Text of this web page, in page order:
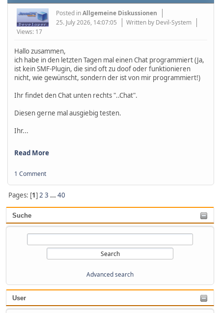
Suche
Advanced search
User
Posted inAllgemeine Diskussionen
25. July 2026, 14:07:05
Written by Devil-System
Views: 17
Hallo zusammen,
ich habe in den letzten Tagen mal einen Chat programmiert (Ja,
ist kein SMF-Plugin, die sind oft zu doof oder funktionieren
nicht, wie gewünscht, sondern der ist von mir programmiert!)
Ihr findet den Chat unten rechts "..Chat".
Diesen gerne mal ausgiebig testen.
Ihr...
Read More
1 Comment
Pages: [1]2 3 ... 40